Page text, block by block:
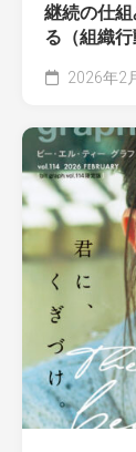
継続の仕
る（組織行
2026年2